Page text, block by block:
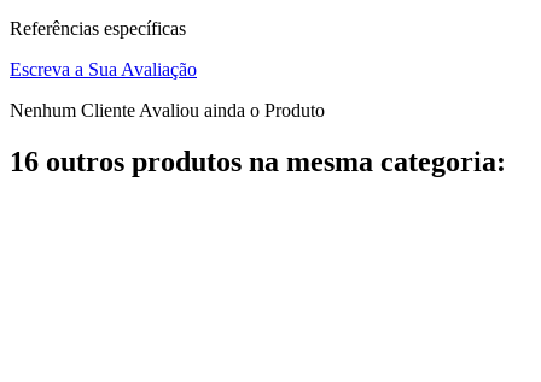
Referências específicas
Escreva a Sua Avaliação
Nenhum Cliente Avaliou ainda o Produto
16 outros produtos na mesma categoria: